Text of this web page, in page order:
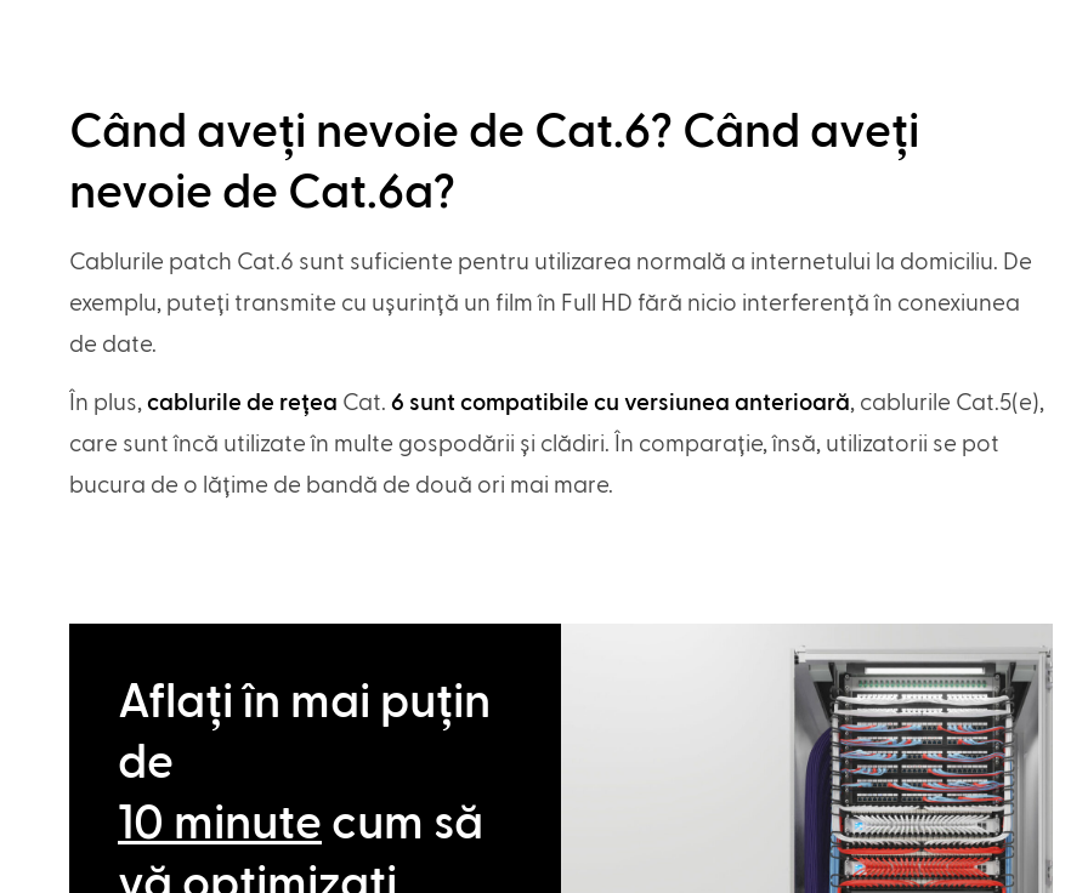
Când aveți nevoie de Cat.6? Când aveți
nevoie de Cat.6a?
Cablurile patch Cat.6 sunt suficiente pentru utilizarea normală a internetului la domiciliu. De
exemplu, puteți transmite cu ușurință un film în Full HD fără nicio interferență în conexiunea
de date.
În plus, cablurile de rețea Cat. 6 sunt compatibile cu versiunea anterioară, cablurile Cat.5(e),
care sunt încă utilizate în multe gospodării și clădiri. În comparație, însă, utilizatorii se pot
bucura de o lățime de bandă de două ori mai mare.
Aflați în mai puțin
de
10 minute cum să